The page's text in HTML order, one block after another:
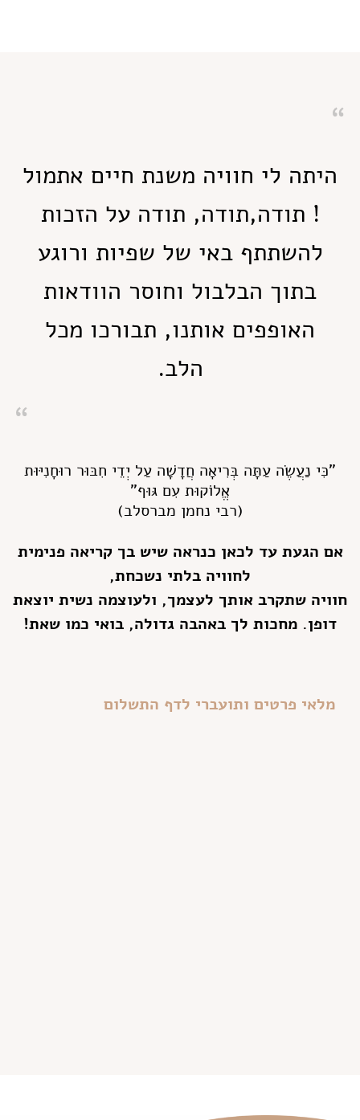
היתה לי חוויה משנת חיים אתמול
! תודה,תודה, תודה על הזכות
להשתתף באי של שפיות ורוגע
בתוך הבלבול וחוסר הוודאות
האופפים אותנו, תבורכו מכל
הלב.
"כִּי נַעֲשֶׂה עַתָּה בְּרִיאָה חֲדָשָׁה עַל יְדֵי חִבּוּר רוּחָנִיּוּת
אֱלוֹקוּת עִם גּוּף"
(רבי נחמן מברסלב)
אם הגעת עד לכאן כנראה שיש בך קריאה פנימית
לחוויה בלתי נשכחת,
חוויה שתקרב אותך לעצמך, ולעוצמה נשית יוצאת
דופן. מחכות לך באהבה גדולה, בואי כמו שאת!
מלאי פרטים ותועברי לדף התשלום